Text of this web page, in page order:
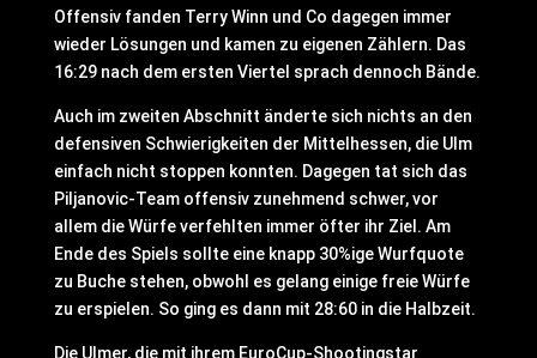
Offensiv fanden Terry Winn und Co dagegen immer
wieder Lösungen und kamen zu eigenen Zählern. Das
16:29 nach dem ersten Viertel sprach dennoch Bände.
Auch im zweiten Abschnitt änderte sich nichts an den
defensiven Schwierigkeiten der Mittelhessen, die Ulm
einfach nicht stoppen konnten. Dagegen tat sich das
Piljanovic-Team offensiv zunehmend schwer, vor
allem die Würfe verfehlten immer öfter ihr Ziel. Am
Ende des Spiels sollte eine knapp 30%ige Wurfquote
zu Buche stehen, obwohl es gelang einige freie Würfe
zu erspielen. So ging es dann mit 28:60 in die Halbzeit.
Die Ulmer, die mit ihrem EuroCup-Shootingstar